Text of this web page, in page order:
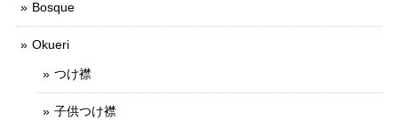
Bosque
Okueri
つけ襟
子供つけ襟